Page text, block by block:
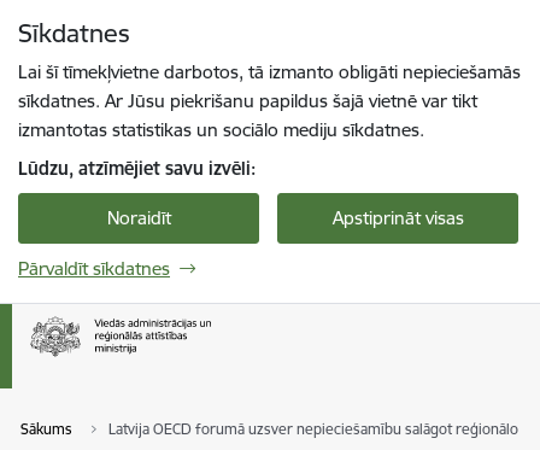
Sīkdatnes
Lai šī tīmekļvietne darbotos, tā izmanto obligāti nepieciešamās
sīkdatnes. Ar Jūsu piekrišanu papildus šajā vietnē var tikt
izmantotas statistikas un sociālo mediju sīkdatnes.
Lūdzu, atzīmējiet savu izvēli:
Noraidīt Apstiprināt visas
Pārvaldīt sīkdatnes
Sākums Latvija OECD forumā uzsver nepieciešamību salāgot reģionālo